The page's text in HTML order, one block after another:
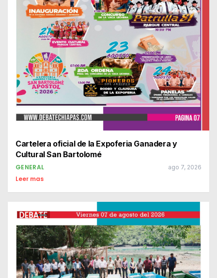
Cartelera oficial de la Expoferia Ganadera y
Cultural San Bartolomé
GENERAL ago 7, 2026
Leer mas